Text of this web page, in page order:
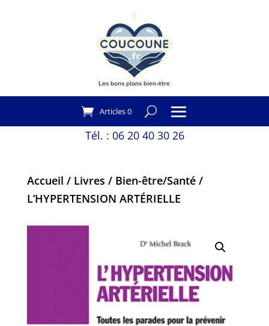
Articles 0
Tél. : 06 20 40 30 26
Accueil / Livres / Bien-être/Santé/
L’HYPERTENSION ARTÉRIELLE